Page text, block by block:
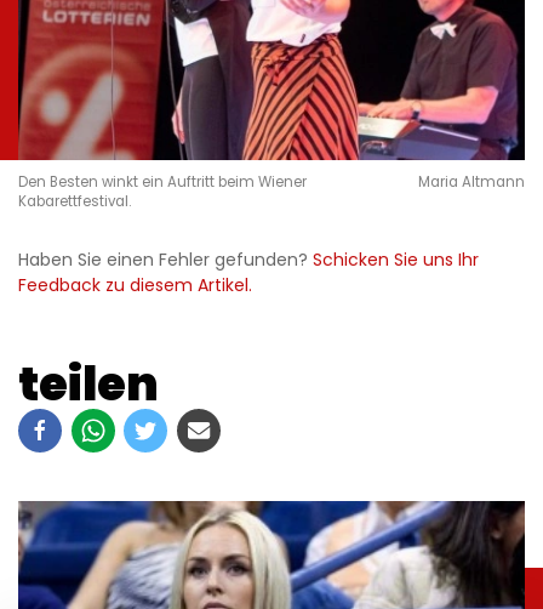
Den Besten winkt ein Auftritt beim Wiener
Kabarettfestival.
Maria Altmann
Haben Sie einen Fehler gefunden? Schicken Sie uns Ihr
Feedback zu diesem Artikel.
teilen